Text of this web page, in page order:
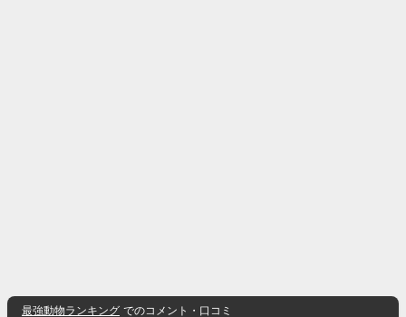
最強動物ランキング でのコメント・口コミ